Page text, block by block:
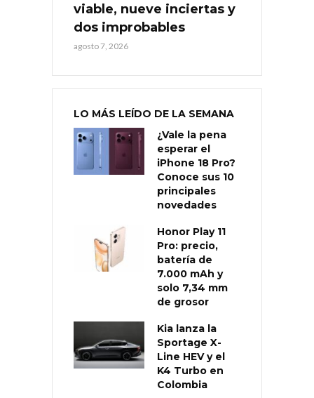
viable, nueve inciertas y
dos improbables
agosto 7, 2026
LO MÁS LEÍDO DE LA SEMANA
¿Vale la pena
esperar el
iPhone 18 Pro?
Conoce sus 10
principales
novedades
Honor Play 11
Pro: precio,
batería de
7.000 mAh y
solo 7,34 mm
de grosor
Kia lanza la
Sportage X-
Line HEV y el
K4 Turbo en
Colombia